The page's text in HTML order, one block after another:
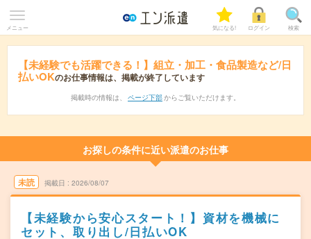
メニュー 気になる! ログイン 検索
【未経験でも活躍できる！】組立・加工・食品製造など/日
払いOKのお仕事情報は、掲載が終了しています
掲載時の情報は、 ページ下部 からご覧いただけます。
お探しの条件に近い派遣のお仕事
未読 掲載日 2026/08/07
【未経験から安心スタート！】資材を機械に
セット、取り出し/日払いOK